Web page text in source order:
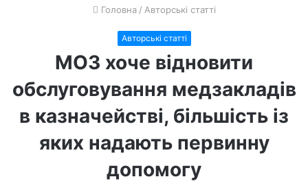
Головна / Авторські статті
Авторські статті
МОЗ хоче відновити
обслуговування медзакладів
в казначействі, більшість із
яких надають первинну
допомогу